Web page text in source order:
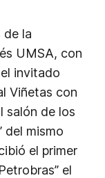
de la
UMSA, con
invitado
Viñetas con
salón de los
del mismo
el primer
el